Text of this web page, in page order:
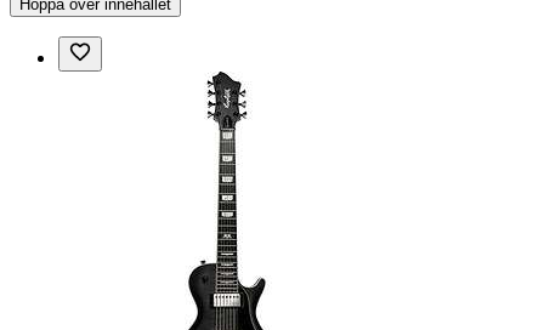
Hoppa över innehållet